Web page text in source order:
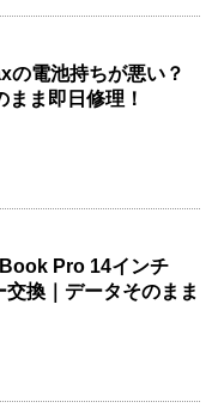
の電池持ちが悪い？
ま即日修理！
Pro 14インチ
換｜データそのまま